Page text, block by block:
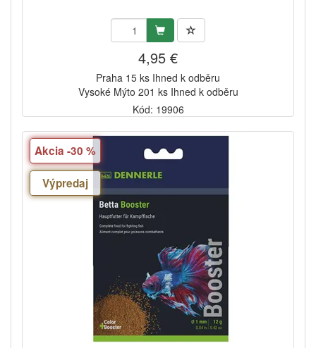
4,95 €
Praha 15 ks Ihned k odběru
Vysoké Mýto 201 ks Ihned k odběru
Kód: 19906
Akcia -30 %
Výpredaj